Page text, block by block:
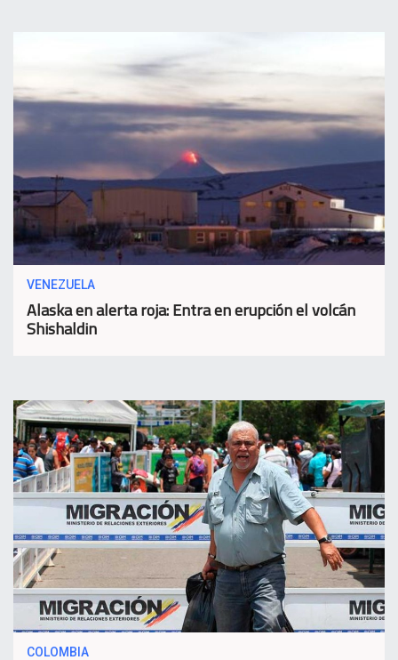
VENEZUELA
Alaska en alerta roja: Entra en erupción el volcán
Shishaldin
COLOMBIA